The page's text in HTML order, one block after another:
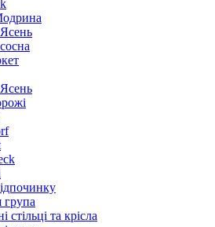
група
стільці та крісла